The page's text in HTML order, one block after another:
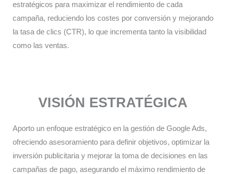
estratégicos para maximizar el rendimiento de cada
campaña, reduciendo los costes por conversión y mejorando
la tasa de clics (CTR), lo que incrementa tanto la visibilidad
como las ventas.​
VISIÓN ESTRATÉGICA
Aporto un enfoque estratégico en la gestión de Google Ads,
ofreciendo asesoramiento para definir objetivos, optimizar la
inversión publicitaria y mejorar la toma de decisiones en las
campañas de pago, asegurando el máximo rendimiento de